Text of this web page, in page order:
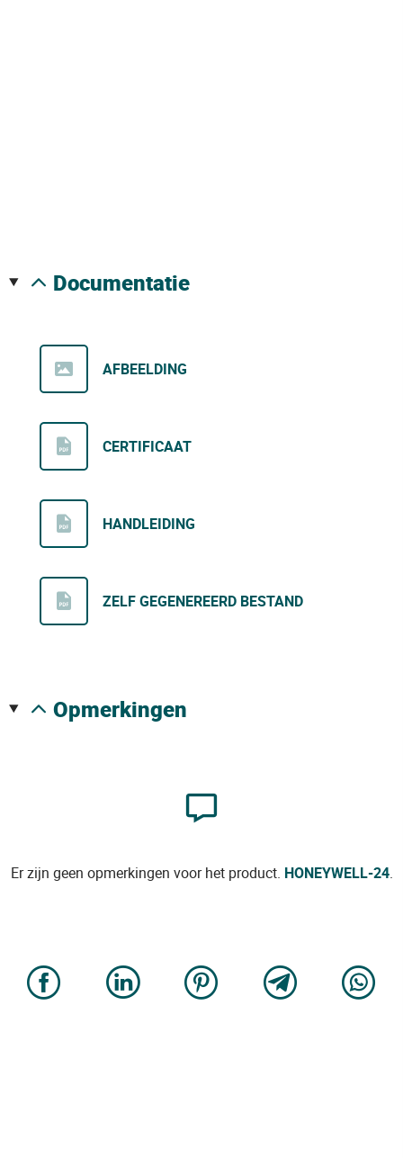
documentatie
AFBEELDING
CERTIFICAAT
HANDLEIDING
ZELF GEGENEREERD BESTAND
opmerkingen
Er zijn geen opmerkingen voor het product. HONEYWELL-24.